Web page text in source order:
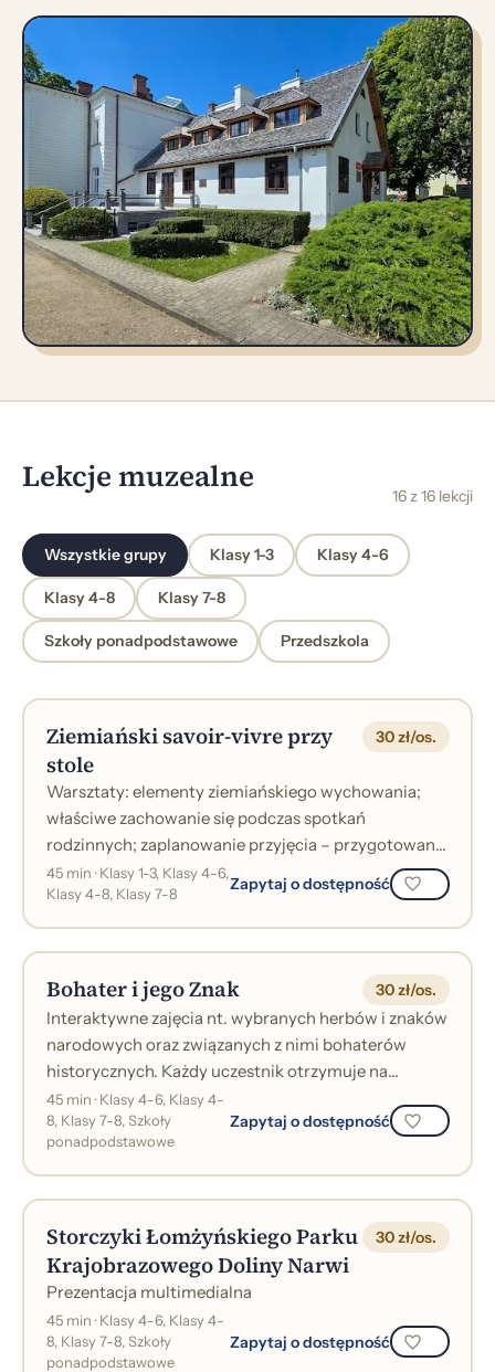
Lekcje muzealne 16 z 16 lekcji
Wszystkie grupy Klasy 1-3 Klasy 4-6
Klasy 4-8 Klasy 7-8
Szkoły ponadpodstawowe Przedszkola
Ziemiański savoir-vivre przy
stole
30 zł/os.
Warsztaty: elementy ziemiańskiego wychowania;
właściwe zachowanie się podczas spotkań
rodzinnych; zaplanowanie przyjęcia – przygotowanie
stołu do posiłku, nakrycie do stołu według...
45 min · Klasy 1-3, Klasy 4-6,
Klasy 4-8, Klasy 7-8
Zapytaj o dostępność
Bohater i jego Znak 30 zł/os.
Interaktywne zajęcia nt. wybranych herbów i znaków
narodowych oraz związanych z nimi bohaterów
historycznych. Każdy uczestnik otrzymuje na
pamiątkę wybity podczas zajęć magnes na l...
45 min · Klasy 4-6, Klasy 4-
8, Klasy 7-8, Szkoły
ponadpodstawowe
Zapytaj o dostępność
Storczyki Łomżyńskiego Parku
Krajobrazowego Doliny Narwi
30 zł/os.
Prezentacja multimedialna
45 min · Klasy 4-6, Klasy 4-
8, Klasy 7-8, Szkoły
ponadpodstawowe
Zapytaj o dostępność